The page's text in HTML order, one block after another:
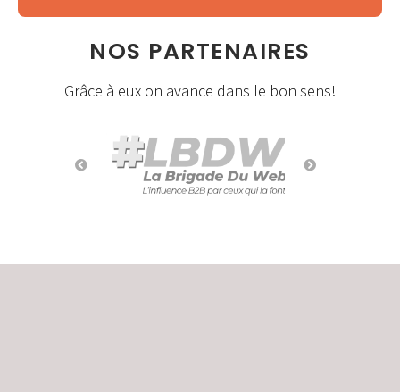
NOS PARTENAIRES
Grâce à eux on avance dans le bon sens!